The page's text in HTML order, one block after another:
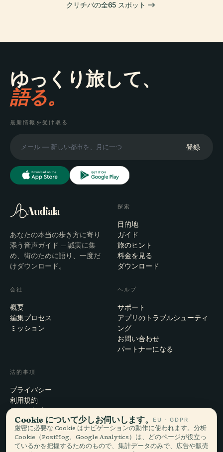
クリチバの全65 スポット
ゆっくり旅して、
語る。
最新情報を受け取る
登録
Audiala
あなたの本当の歩き方に寄り
添う音声ガイド — 誠実に集
め、街のために語り、一度だ
けダウンロード。
探索
目的地
ガイド
旅のヒント
料金を見る
ダウンロード
会社
概要
編集プロセス
ミッション
ヘルプ
サポート
アプリのトラブルシューティ
ング
お問い合わせ
パートナーになる
法的事項
プライバシー
利用規約
Cookie設定
アカウント削除
Cookie について少しお伺いします。 EU · GDPR
厳密に必要な Cookie はナビゲーションの動作に使われます。分析
Cookie（PostHog、Google Analytics）は、どのページが役立っ
ているかを把握するためのもので、集計データのみで、広告や販売